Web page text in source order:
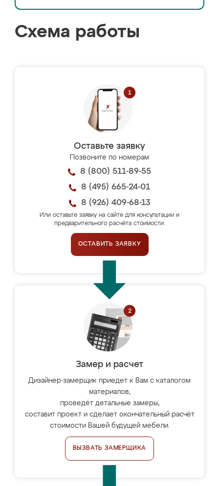
Схема работы
Оставьте заявку
Позвоните по номерам
8 (800) 511-89-55
8 (495) 665-24-01
8 (926) 409-68-13
Или оставьте заявку на сайте для консультации и
предварительного расчёта стоимости.
ОСТАВИТЬ ЗАЯВКУ
Замер и расчет
Дизайнер-замерщик приедет к Вам с каталогом
материалов,
проведёт детальные замеры,
составит проект и сделает окончательный расчёт
стоимости Вашей будущей мебели.
ВЫЗВАТЬ ЗАМЕРЩИКА